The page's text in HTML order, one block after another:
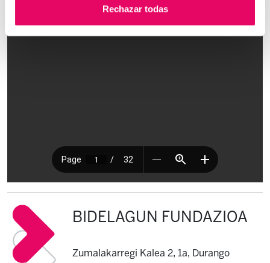
Rechazar todas
BIDELAGUN FUNDAZIOA
Zumalakarregi Kalea 2, 1a, Durango